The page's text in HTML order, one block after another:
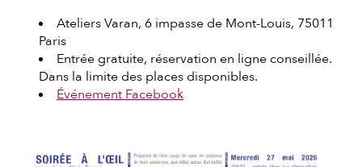
Ateliers Varan, 6 impasse de Mont-Louis, 75011
Paris
Entrée gratuite, réservation en ligne conseillée.
Dans la limite des places disponibles.
Événement Facebook